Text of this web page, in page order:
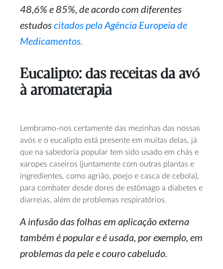
48,6% e 85%, de acordo com diferentes
estudoscitados pela Agência Europeia de
Medicamentos.
Eucalipto: das receitas da avó
à aromaterapia
Lembramo-nos certamente das mezinhas das nossas
avós e o eucalipto está presente em muitas delas, já
que na sabedoria popular tem sido usado em chás e
xaropes caseiros (juntamente com outras plantas e
ingredientes, como agrião, poejo e casca de cebola),
para combater desde dores de estômago a diabetes e
diarreias, além de problemas respiratórios.
A infusão das folhas em aplicação externa
também é popular e é usada, por exemplo, em
problemas da pele e couro cabeludo.